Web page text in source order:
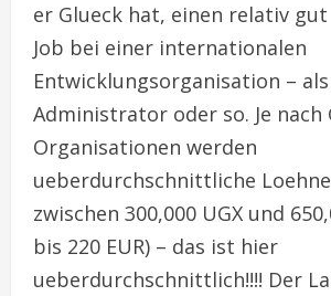
er Glueck hat, einen relativ
Job bei einer internationalen
Entwicklungsorganisation – als
Administrator oder so. Je nach
Organisationen werden
ueberdurchschnittliche
zwischen 300,000 UGX und
bis 220 EUR) – das ist hier
ueberdurchschnittlich!!!! Der